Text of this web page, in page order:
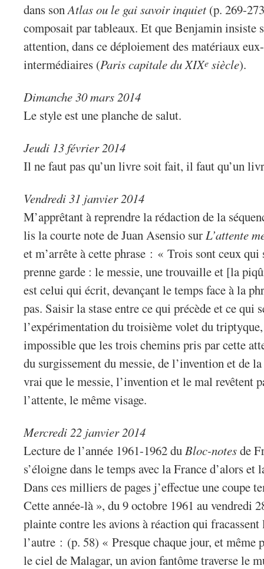
dans sonAtlas ou le gai savoir inquiet (p. 269-
composait par tableaux. Et que Benjamin insiste
attention, dans ce déploiement des matériaux
intermédiaires (Paris capitale du XIXe siècle).
Dimanche 30 mars 2014
Le style est une planche de salut.
Jeudi 13 février 2014
Il ne faut pas qu’un livre soit fait, il faut qu’un
Vendredi 31 janvier 2014
M’apprêtant à reprendre la rédaction de la
lis la courte note de Juan Asensio surL’attente
et m’arrête à cette phrase : « Trois sont ceux qui
prenne garde : le messie, une trouvaille et [la
est celui qui écrit, devançant le temps face à la
pas. Saisir la stase entre ce qui précède et ce qui
l’expérimentation du troisième volet du
impossible que les trois chemins pris par cette
du surgissement du messie, de l’invention et de
vrai que le messie, l’invention et le mal revêtent
l’attente, le même visage.
Mercredi 22 janvier 2014
Lecture de l’année 1961-1962 duBloc-notesde
s’éloigne dans le temps avec la France d’alors et
Dans ces milliers de pages j’effectue une coupe
Cette année-là », du 9 octobre 1961 au vendredi
plainte contre les avions à réaction qui fracassent
l’autre : (p. 58) « Presque chaque jour, et même
le ciel de Malagar, un avion fantôme traverse le